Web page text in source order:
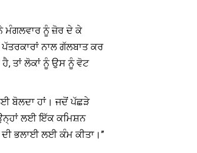
ਮੰਗਲਵਾਰ ਨੂੰ ਜ਼ੋਰ ਦੇ ਕੇ
ਨਾਲ ਗੱਲਬਾਤ ਕਰ
ਹੈ, ਤਾਂ ਲੋਕਾਂ ਨੂੰ ਉਸ ਨੂੰ ਵੋਟ
ਬੋਲਦਾ ਹਾਂ। ਜਦੋਂ ਪੱਛੜੇ
ਲਈ ਇੱਕ ਕਮਿਸ਼ਨ
ਭਲਾਈ ਲਈ ਕੰਮ ਕੀਤਾ।’’